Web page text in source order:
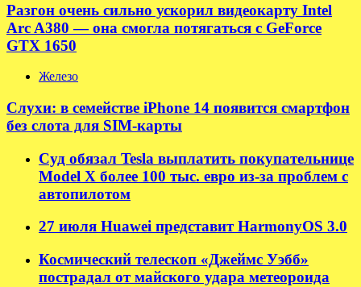
Разгон очень сильно ускорил видеокарту Intel
Arc A380 — она смогла потягаться с GeForce
GTX 1650
Железо
Слухи: в семействе iPhone 14 появится смартфон
без слота для SIM-карты
Суд обязал Tesla выплатить покупательнице
Model X более 100 тыс. евро из-за проблем с
автопилотом
27 июля Huawei представит HarmonyOS 3.0
Космический телескоп «Джеймс Уэбб»
пострадал от майского удара метеороида